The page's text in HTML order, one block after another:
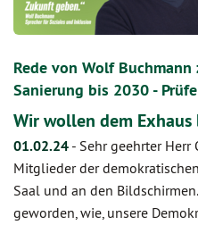
Rede von Wolf Buchmann
Sanierung bis 2030 -
Wir wollen dem
01.02.24 - Sehr geehrter Herr
Mitglieder der
Saal und an den
geworden, wie, unsere